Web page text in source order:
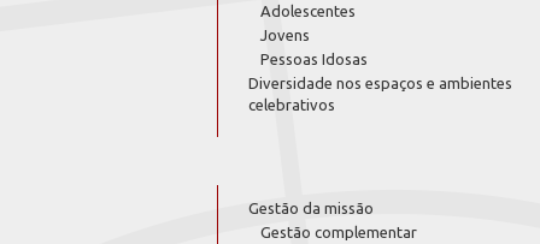
Adolescentes
Jovens
Pessoas Idosas
Diversidade nos espaços e ambientes
celebrativos
Gestão da missão
Gestão complementar